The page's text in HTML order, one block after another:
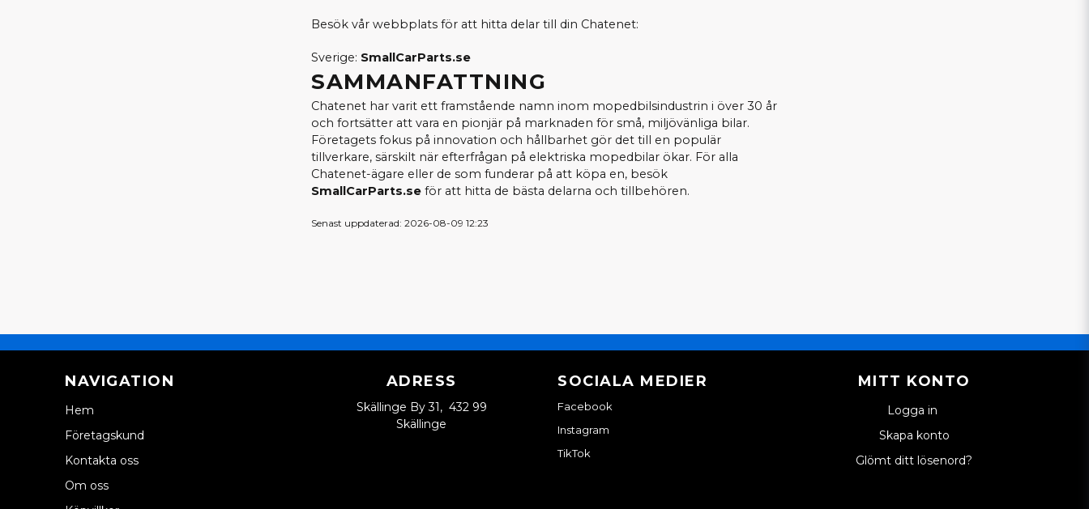
Besök vår webbplats för att hitta delar till din Chatenet:
Sverige: SmallCarParts.se
SAMMANFATTNING
Chatenet har varit ett framstående namn inom mopedbilsindustrin i över 30 år
och fortsätter att vara en pionjär på marknaden för små, miljövänliga bilar.
Företagets fokus på innovation och hållbarhet gör det till en populär
tillverkare, särskilt när efterfrågan på elektriska mopedbilar ökar. För alla
Chatenet-ägare eller de som funderar på att köpa en, besök
SmallCarParts.se för att hitta de bästa delarna och tillbehören.
Senast uppdaterad: 2026-08-09 12:23
NAVIGATION
Hem
Företagskund
Kontakta oss
Om oss
ADRESS
Skällinge By 31, 432 99
Skällinge
SOCIALA MEDIER
Facebook
Instagram
TikTok
MITT KONTO
Logga in
Skapa konto
Glömt ditt lösenord?